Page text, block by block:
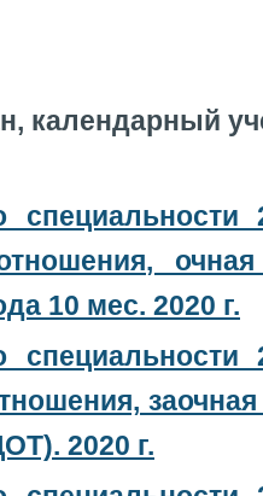
календарный
10 мес. 2020 г.
2020 г.